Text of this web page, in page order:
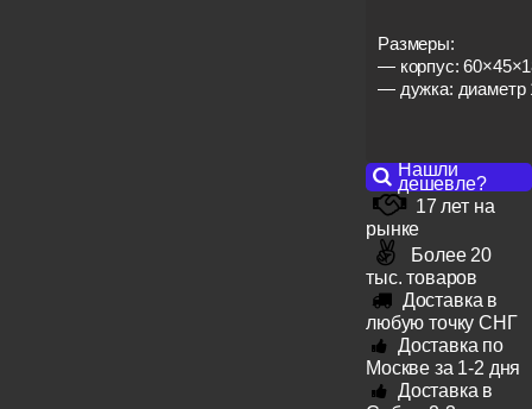
Размеры:
— корпус:
— дужка: диаметр
Нашли
дешевле?
17 лет на
рынке
Более 20
тыс. товаров
Доставка в
любую точку СНГ
Доставка по
Москве за 1-2 дня
Доставка в